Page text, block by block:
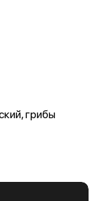
грибы